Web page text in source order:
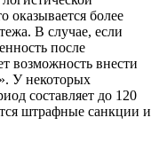
оказывается более
В случае, если
после
возможность внести
У некоторых
составляет до 120
штрафные санкции и